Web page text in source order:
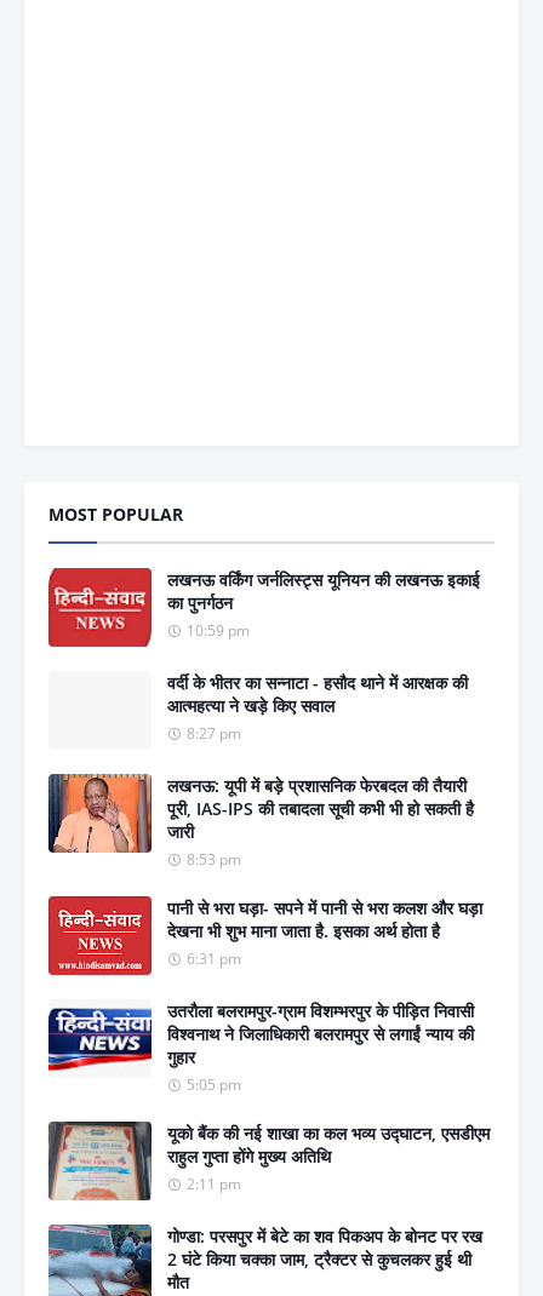
MOST POPULAR
लखनऊ वर्किंग जर्नलिस्ट्स यूनियन की लखनऊ इकाई
का पुनर्गठन
10:59 pm
वर्दी के भीतर का सन्नाटा - हसौद थाने में आरक्षक की
आत्महत्या ने खड़े किए सवाल
8:27 pm
लखनऊ: यूपी में बड़े प्रशासनिक फेरबदल की तैयारी
पूरी, IAS-IPS की तबादला सूची कभी भी हो सकती है
जारी
8:53 pm
पानी से भरा घड़ा- सपने में पानी से भरा कलश और घड़ा
देखना भी शुभ माना जाता है. इसका अर्थ होता है
6:31 pm
उतरौला बलरामपुर-ग्राम विशम्भरपुर के पीड़ित निवासी
विश्वनाथ ने जिलाधिकारी बलरामपुर से लगाईं न्याय की
गुहार
5:05 pm
यूको बैंक की नई शाखा का कल भव्य उद्घाटन, एसडीएम
राहुल गुप्ता होंगे मुख्य अतिथि
2:11 pm
गोण्डा: परसपुर में बेटे का शव पिकअप के बोनट पर रख
2 घंटे किया चक्का जाम, ट्रैक्टर से कुचलकर हुई थी
मौत